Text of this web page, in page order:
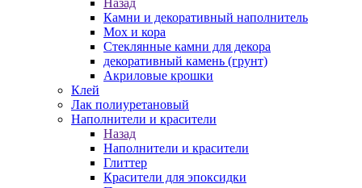
Назад
Камни и декоративный наполнитель
Мох и кора
Стеклянные камни для декора
декоративный камень (грунт)
Акриловые крошки
Клей
Лак полиуретановый
Наполнители и красители
Назад
Наполнители и красители
Глиттер
Красители для эпоксидки